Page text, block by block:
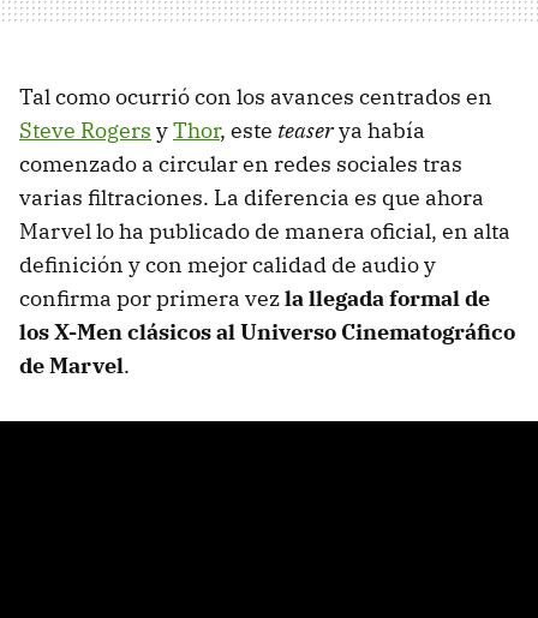
Tal como ocurrió con los avances centrados en
Steve Rogers yThor, este teaserya había
comenzado a circular en redes sociales tras
varias filtraciones. La diferencia es que ahora
Marvel lo ha publicado de manera oficial, en alta
definición y con mejor calidad de audio y
confirma por primera vezla llegadaformal de
los X-Men clásicos al Universo Cinematográfico
de Marvel.